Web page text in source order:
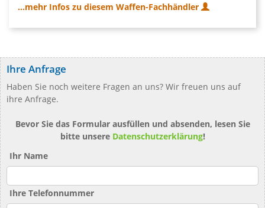
...mehr Infos zu diesem Waffen-Fachhändler
Ihre Anfrage
Haben Sie noch weitere Fragen an uns? Wir freuen uns auf
ihre Anfrage.
Bevor Sie das Formular ausfüllen und absenden, lesen Sie
bitte unsere Datenschutzerklärung!
Ihr Name
Ihre Telefonnummer